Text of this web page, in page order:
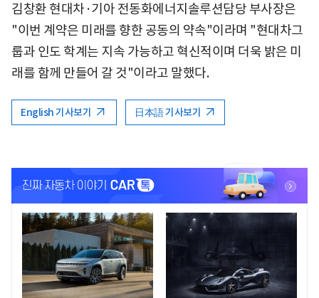
김창환 현대차·기아 전동화에너지솔루션담당 부사장은
"이번 계약은 미래를 향한 공동의 약속"이라며 "현대차그
룹과 인도 학계는 지속 가능하고 혁신적이며 더욱 밝은 미
래를 함께 만들어 갈 것"이라고 말했다.
English 기사보기 日本語 기사보기
< <